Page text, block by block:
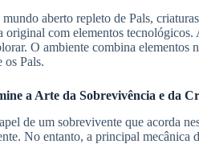
aberto repleto de Pals,
com elementos tecnológicos.
O ambiente combina elementos
os Pals.
a Arte da Sobrevivência e da
de um sobrevivente que acorda
No entanto, a principal mecânica